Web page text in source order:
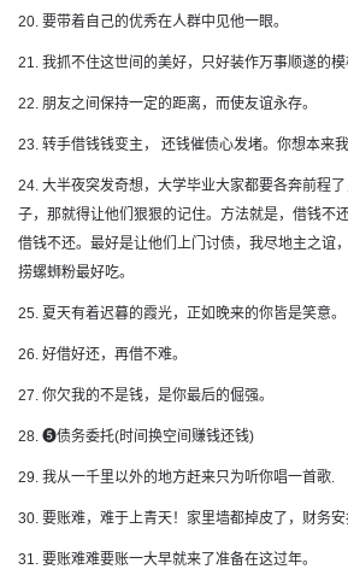
20. 要带着自己的优秀在人群中见他一眼。
21. 我抓不住这世间的美好，只好装作万事顺遂的模
22. 朋友之间保持一定的距离，而使友谊永存。
23. 转手借钱钱变主， 还钱催债心发堵。你想本来
24. 大半夜突发奇想，大学毕业大家都要各奔前程
子，那就得让他们狠狠的记住。方法就是，借钱不
借钱不还。最好是让他们上门讨债，我尽地主之谊
捞螺蛳粉最好吃。
25. 夏天有着迟暮的霞光，正如晚来的你皆是笑意。
26. 好借好还，再借不难。
27. 你欠我的不是钱，是你最后的倔强。
28. ❺债务委托(时间换空间赚钱还钱)
29. 我从一千里以外的地方赶来只为听你唱一首歌.
30. 要账难，难于上青天！家里墙都掉皮了，财务安
31. 要账难难要账一大早就来了准备在这过年。